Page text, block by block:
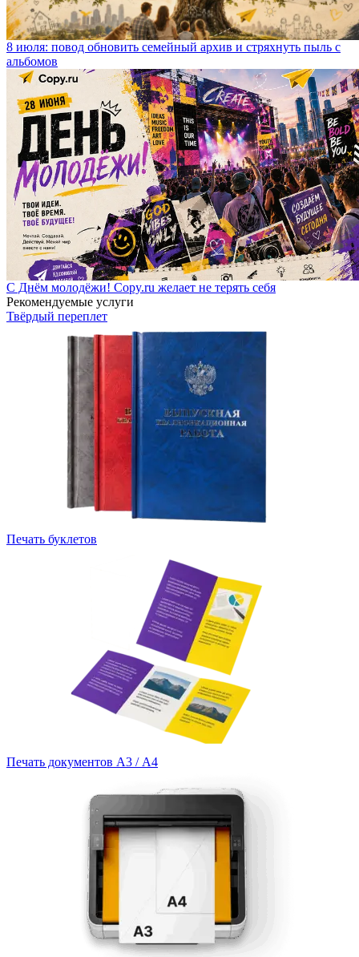
8 июля: повод обновить семейный архив и стряхнуть пыль с
альбомов
С Днём молодёжи! Copy.ru желает не терять себя
Рекомендуемые услуги
Твёрдый переплет
Печать буклетов
Печать документов А3 / А4